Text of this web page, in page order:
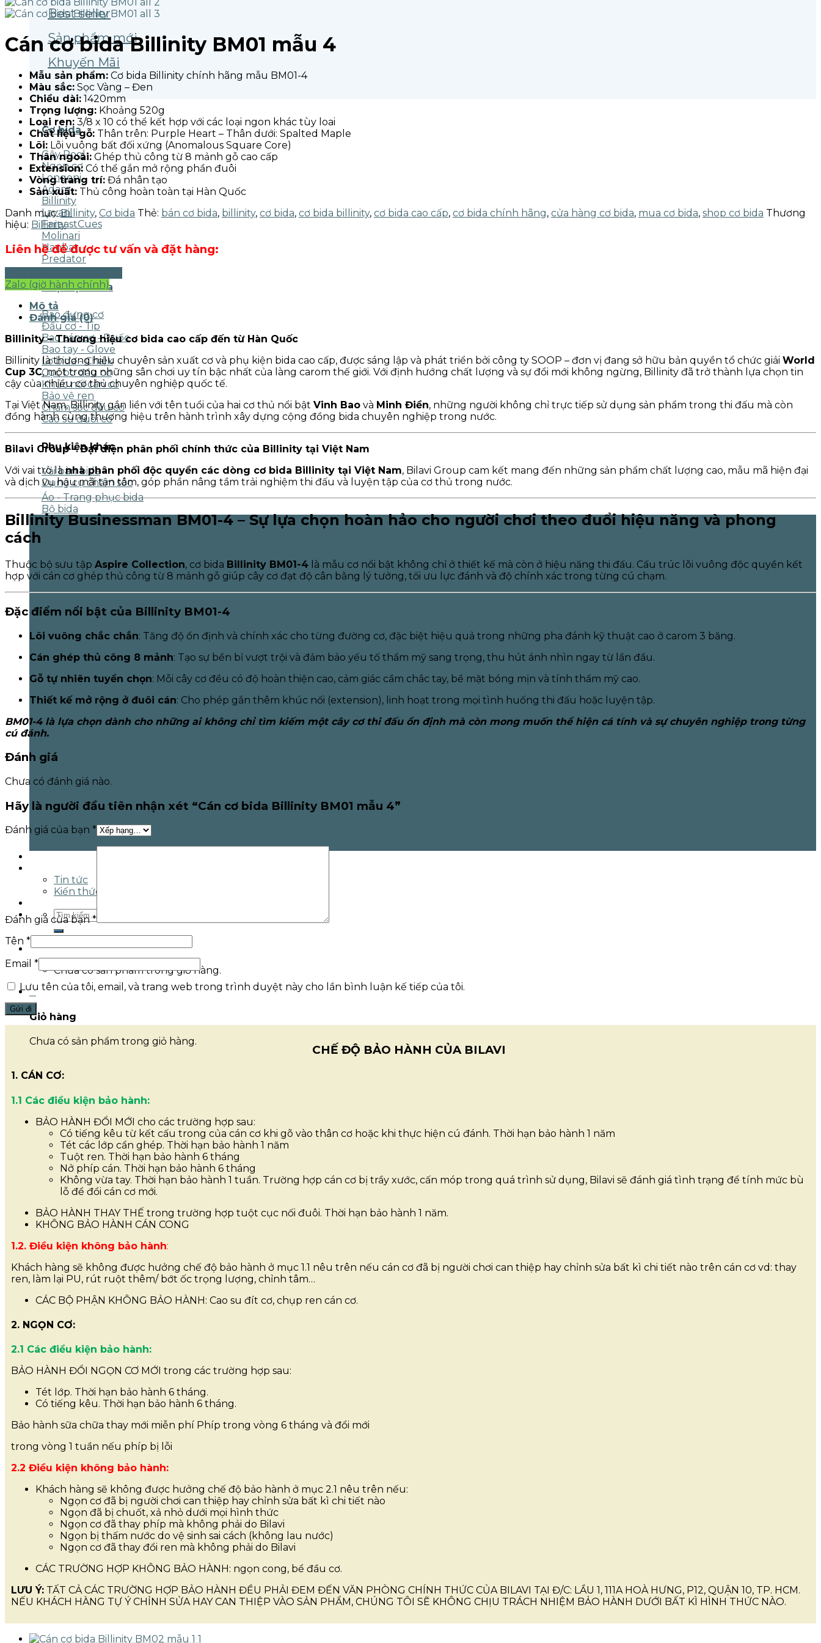
Best seller
Sản phẩm mới
Khuyến Mãi
Cơ bida
Gậy Pool
Ngọn cơ
Longoni
Adam
Billinity
Layani
FareastCues
Molinari
Hanbat
Predator
Phụ kiện bida
Bao đựng cơ
Đầu cơ - Tip
Bao cán cơ - Ruốc
Bao tay - Glove
Lơ bida - Chalk
Cục bo đầu cơ
Khúc nối cán cơ
Bảo vệ ren
Chăm sóc đầu cơ
Cao su đuôi cơ
Phụ kiện khác
Vải bàn bida
Dụng cụ chăm sóc
Áo - Trang phục bida
Bộ bida
Tin tức
Kiến thức bida
Tìm
kiếm:
Giỏ hàng /0₫ 0
Chưa có sản phẩm trong giỏ hàng.
0
Giỏ hàng
Chưa có sản phẩm trong giỏ hàng.
Cán cơ bida Billinity BM01 mẫu 4
Mẫu sản phẩm: Cơ bida Billinity chính hãng mẫu BM01-4
Màu sắc: Sọc Vàng – Đen
Chiều dài: 1420mm
Trọng lượng: Khoảng 520g
Loại ren: 3/8 x 10 có thể kết hợp với các loại ngon khác tùy loai
Chất liệu gỗ: Thân trên: Purple Heart – Thân dưới: Spalted Maple
Lõi: Lõi vuông bất đối xứng (Anomalous Square Core)
Thân ngoài: Ghép thủ công từ 8 mảnh gỗ cao cấp
Extension: Có thể gắn mở rộng phần đuôi
Vòng trang trí: Đá nhân tạo
Sản xuất: Thủ công hoàn toàn tại Hàn Quốc
Danh mục:Billinity, Cơ bida Thẻ: bán cơ bida, billinity, cơ bida, cơ bida billinity, cơ bida cao cấp, cơ bida chính hãng, cửa hàng cơ bida, mua cơ bida, shop cơ bida Thương
hiệu: Billinity
Liên hệ để được tư vấn và đặt hàng:
Zalo (giờ hành chính)
Mô tả
Đánh giá (0)
Billinity – Thương hiệu cơ bida cao cấp đến từ Hàn Quốc
Billinity là thương hiệu chuyên sản xuất cơ và phụ kiện bida cao cấp, được sáng lập và phát triển bởi công ty SOOP – đơn vị đang sở hữu bản quyền tổ chức giải World
Cup 3C, một trong những sân chơi uy tín bậc nhất của làng carom thế giới. Với định hướng chất lượng và sự đổi mới không ngừng, Billinity đã trở thành lựa chọn tin
cậy của nhiều cơ thủ chuyên nghiệp quốc tế.
Tại Việt Nam, Billinity gắn liền với tên tuổi của hai cơ thủ nổi bật Vinh Bao và Minh Điền, những người không chỉ trực tiếp sử dụng sản phẩm trong thi đấu mà còn
đồng hành cùng thương hiệu trên hành trình xây dựng cộng đồng bida chuyên nghiệp trong nước.
Bilavi Group – Đại diện phân phối chính thức của Billinity tại Việt Nam
Với vai trò lànhà phân phối độc quyền các dòng cơ bida Billinity tại Việt Nam, Bilavi Group cam kết mang đến những sản phẩm chất lượng cao, mẫu mã hiện đại
và dịch vụ hậu mãi tận tâm, góp phần nâng tầm trải nghiệm thi đấu và luyện tập của cơ thủ trong nước.
Billinity Businessman BM01-4 – Sự lựa chọn hoàn hảo cho người chơi theo đuổi hiệu năng và phong
cách
Thuộc bộ sưu tập Aspire Collection, cơ bida Billinity BM01-4 là mẫu cơ nổi bật không chỉ ở thiết kế mà còn ở hiệu năng thi đấu. Cấu trúc lõi vuông độc quyền kết
hợp với cán cơ ghép thủ công từ 8 mảnh gỗ giúp cây cơ đạt độ cân bằng lý tưởng, tối ưu lực đánh và độ chính xác trong từng cú chạm.
Đặc điểm nổi bật của Billinity BM01-4
Lõi vuông chắc chắn: Tăng độ ổn định và chính xác cho từng đường cơ, đặc biệt hiệu quả trong những pha đánh kỹ thuật cao ở carom 3 băng.
Cán ghép thủ công 8 mảnh: Tạo sự bền bỉ vượt trội và đảm bảo yếu tố thẩm mỹ sang trọng, thu hút ánh nhìn ngay từ lần đầu.
Gỗ tự nhiên tuyển chọn: Mỗi cây cơ đều có độ hoàn thiện cao, cảm giác cầm chắc tay, bề mặt bóng mịn và tính thẩm mỹ cao.
Thiết kế mở rộng ở đuôi cán: Cho phép gắn thêm khúc nối (extension), linh hoạt trong mọi tình huống thi đấu hoặc luyện tập.
BM01-4 là lựa chọn dành cho những ai không chỉ tìm kiếm một cây cơ thi đấu ổn định mà còn mong muốn thể hiện cá tính và sự chuyên nghiệp trong từng
cú đánh.
Đánh giá
Chưa có đánh giá nào.
Hãy là người đầu tiên nhận xét “Cán cơ bida Billinity BM01 mẫu 4”
Đánh giá của bạn *
Đánh giá của bạn*
Tên *
Email *
Lưu tên của tôi, email, và trang web trong trình duyệt này cho lần bình luận kế tiếp của tôi.
CHẾ ĐỘ BẢO HÀNH CỦA BILAVI
1. CÁN CƠ:
1.1 Các điều kiện bảo hành:
BẢO HÀNH ĐỔI MỚI cho các trường hợp sau:
Có tiếng kêu từ kết cấu trong của cán cơ khi gõ vào thân cơ hoặc khi thực hiện cú đánh. Thời hạn bảo hành 1 năm
Tét các lớp cẩn ghép. Thời hạn bảo hành 1 năm
Tuột ren. Thời hạn bảo hành 6 tháng
Nở phíp cán. Thời hạn bảo hành 6 tháng
Không vừa tay. Thời hạn bảo hành 1 tuần. Trường hợp cán cơ bị trầy xước, cấn móp trong quá trình sử dụng, Bilavi sẽ đánh giá tình trạng để tính mức bù
lỗ để đổi cán cơ mới.
BẢO HÀNH THAY THẾ trong trường hợp tuột cục nối đuôi. Thời hạn bảo hành 1 năm.
KHÔNG BẢO HÀNH CÁN CONG
1.2. Điều kiện không bảo hành:
Khách hàng sẽ không được hưởng chế độ bảo hành ở mục 1.1 nêu trên nếu cán cơ đã bị người chơi can thiệp hay chỉnh sửa bất kì chi tiết nào trên cán cơ vd: thay
ren, làm lại PU, rút ruột thêm/ bớt ốc trọng lượng, chỉnh tâm…
CÁC BỘ PHẬN KHÔNG BẢO HÀNH: Cao su đít cơ, chụp ren cán cơ.
2. NGỌN CƠ:
2.1 Các điều kiện bảo hành:
BẢO HÀNH ĐỔI NGỌN CƠ MỚI trong các trường hợp sau:
Tét lớp. Thời hạn bảo hành 6 tháng.
Có tiếng kêu. Thời hạn bảo hành 6 tháng.
Bảo hành sữa chữa thay mới miễn phí Phíp trong vòng 6 tháng và đổi mới
trong vòng 1 tuần nếu phíp bị lỗi
2.2 Điều kiện không bảo hành:
Khách hàng sẽ không được hưởng chế độ bảo hành ở mục 2.1 nêu trên nếu:
Ngọn cơ đã bị người chơi can thiệp hay chỉnh sửa bất kì chi tiết nào
Ngọn đã bị chuốt, xả nhỏ dưới mọi hình thức
Ngọn cơ đã thay phíp mà không phải do Bilavi
Ngọn bị thấm nước do vệ sinh sai cách (không lau nước)
Ngọn cơ đã thay đổi ren mà không phải do Bilavi
CÁC TRƯỜNG HỢP KHÔNG BẢO HÀNH: ngọn cong, bể đầu cơ.
LƯU Ý: TẤT CẢ CÁC TRƯỜNG HỢP BẢO HÀNH ĐỀU PHẢI ĐEM ĐẾN VĂN PHÒNG CHÍNH THỨC CỦA BILAVI TẠI Đ/C: LẦU 1, 111A HOÀ HƯNG, P12, QUẬN 10, TP. HCM.
NẾU KHÁCH HÀNG TỰ Ý CHỈNH SỬA HAY CAN THIỆP VÀO SẢN PHẨM, CHÚNG TÔI SẼ KHÔNG CHỊU TRÁCH NHIỆM BẢO HÀNH DƯỚI BẤT KÌ HÌNH THỨC NÀO.